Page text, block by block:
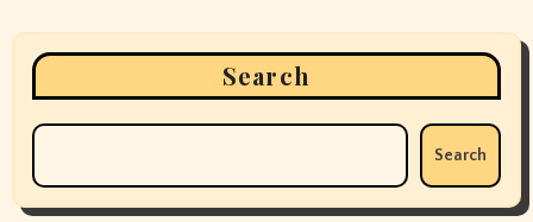
Search
Search